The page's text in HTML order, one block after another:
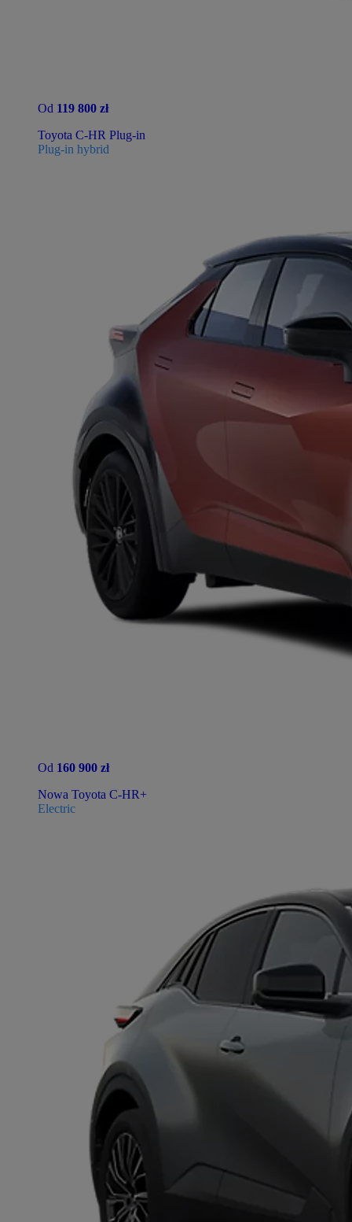
Od 119 800 zł
Toyota C-HR Plug-in
Plug-in hybrid
Od 160 900 zł
Nowa Toyota C-HR+
Electric